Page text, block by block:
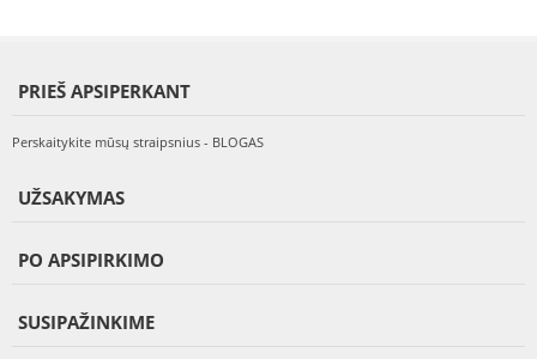
PRIEŠ APSIPERKANT
Perskaitykite mūsų straipsnius - BLOGAS
UŽSAKYMAS
PO APSIPIRKIMO
SUSIPAŽINKIME